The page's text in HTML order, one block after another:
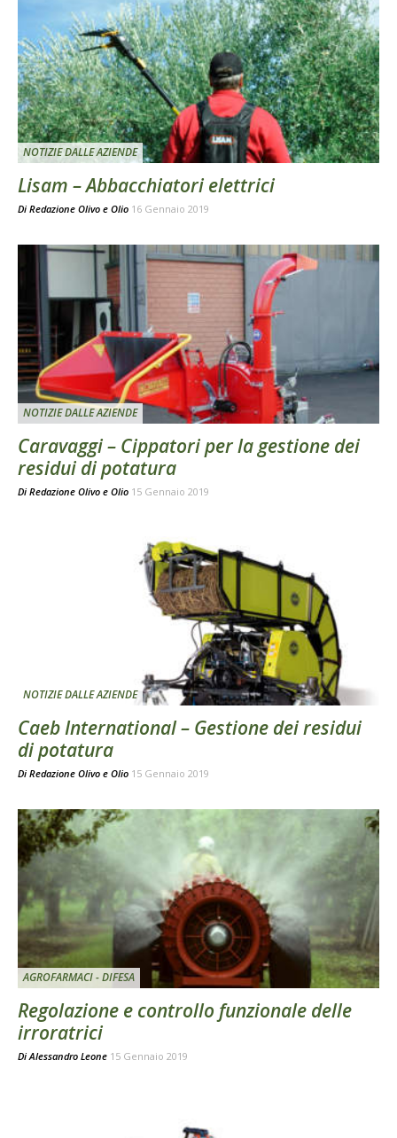
NOTIZIE DALLE AZIENDE
Lisam – Abbacchiatori elettrici
Di Redazione Olivo e Olio 16 Gennaio 2019
NOTIZIE DALLE AZIENDE
Caravaggi – Cippatori per la gestione dei
residui di potatura
Di Redazione Olivo e Olio 15 Gennaio 2019
NOTIZIE DALLE AZIENDE
Caeb International – Gestione dei residui
di potatura
Di Redazione Olivo e Olio 15 Gennaio 2019
AGROFARMACI - DIFESA
Regolazione e controllo funzionale delle
irroratrici
Di Alessandro Leone 15 Gennaio 2019